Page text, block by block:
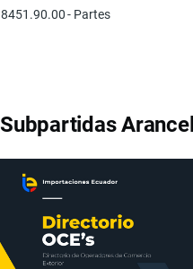
8451.90.00- Partes
Subpartidas